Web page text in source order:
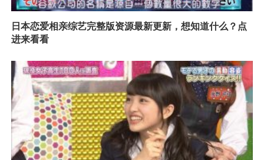
日本恋爱相亲综艺完整版资源最新更新，想知道什么？点
进来看看